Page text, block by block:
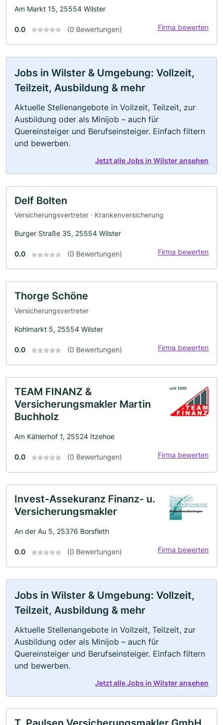
Am Markt 15, 25554 Wilster
0.0 (0 Bewertungen) Firma bewerten
Jobs in Wilster & Umgebung: Vollzeit,
Teilzeit, Ausbildung & mehr
Aktuelle Stellenangebote in Vollzeit, Teilzeit, zur
Ausbildung oder als Minijob – auch für
Quereinsteiger und Berufseinsteiger. Einfach filtern
und bewerben.
Jetzt alle Jobs in Wilster ansehen
Delf Bolten
Versicherungsvertreter · Krankenversicherung
Burger Straße 35, 25554 Wilster
0.0 (0 Bewertungen) Firma bewerten
Thorge Schöne
Versicherungsvertreter
Kohlmarkt 5, 25554 Wilster
0.0 (0 Bewertungen) Firma bewerten
TEAM FINANZ &
Versicherungsmakler Martin
Buchholz
Am Kählerhof 1, 25524 Itzehoe
0.0 (0 Bewertungen) Firma bewerten
Invest-Assekuranz Finanz- u.
Versicherungsmakler
An der Au 5, 25376 Borsfleth
0.0 (0 Bewertungen) Firma bewerten
Jobs in Wilster & Umgebung: Vollzeit,
Teilzeit, Ausbildung & mehr
Aktuelle Stellenangebote in Vollzeit, Teilzeit, zur
Ausbildung oder als Minijob – auch für
Quereinsteiger und Berufseinsteiger. Einfach filtern
und bewerben.
Jetzt alle Jobs in Wilster ansehen